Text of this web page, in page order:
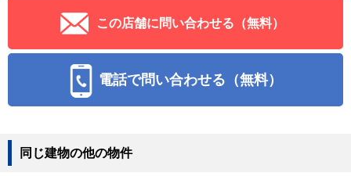
この店舗に問い合わせる（無料）
電話で問い合わせる（無料）
同じ建物の他の物件